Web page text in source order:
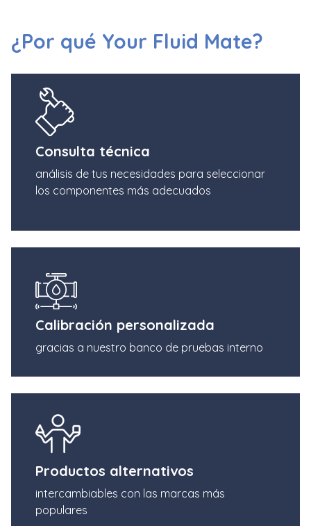
¿Por qué Your Fluid Mate?
Consulta técnica
análisis de tus necesidades para seleccionar
los componentes más adecuados
Calibración personalizada
gracias a nuestro banco de pruebas interno
Productos alternativos
intercambiables con las marcas más
populares